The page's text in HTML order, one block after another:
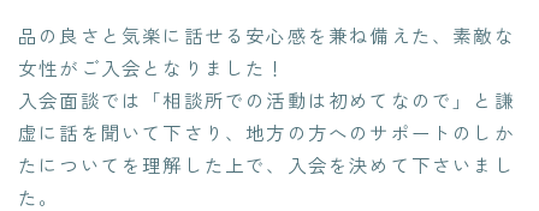
品の良さと気楽に話せる安心感を兼ね備えた、素敵な
女性がご入会となりました！
入会面談では「相談所での活動は初めてなので」と謙
虚に話を聞いて下さり、地方の方へのサポートのしか
たについてを理解した上で、入会を決めて下さいまし
た。